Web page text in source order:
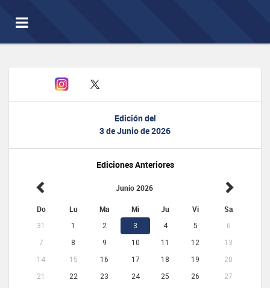
Toggle
navigation
Edición del
3 de Junio de 2026
Ediciones Anteriores
Junio 2026
Do Lu Ma Mi Ju Vi Sa
31 1 2 3 4 5
6
7
8 9 10 11 12
13
14
15 16 17 18 19
20
21
22 23 24 25 26
27